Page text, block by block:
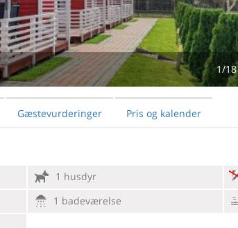
1/18
Gæstevurderinger Pris og kalender
1 husdyr
1 badeværelse